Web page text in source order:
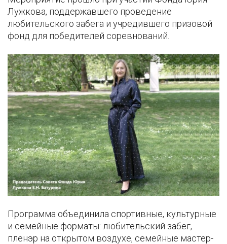
Лужкова, поддержавшего проведение
любительского забега и учредившего призовой
фонд для победителей соревнований.
Программа объединила спортивные, культурные
и семейные форматы: любительский забег,
пленэр на открытом воздухе, семейные мастер-